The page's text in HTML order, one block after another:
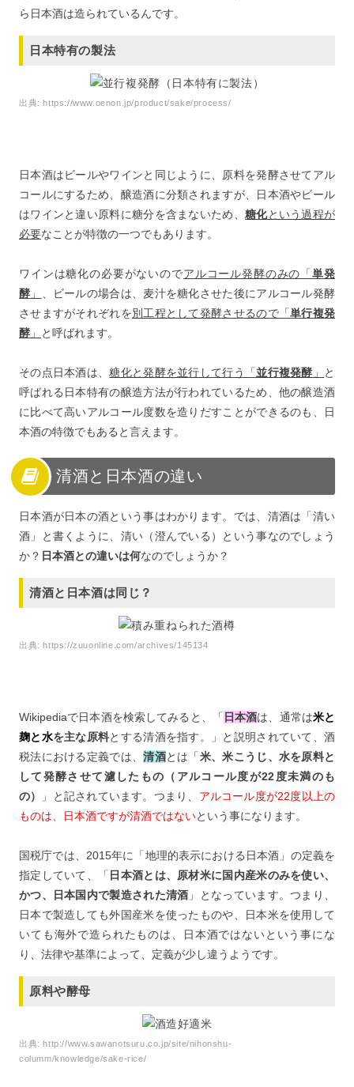
ら日本酒は造られているんです。
日本特有の製法
出典:https://www.oenon.jp/product/sake/process/
日本酒はビールやワインと同じように、原料を発酵させてアル
コールにするため、醸造酒に分類されますが、日本酒やビール
はワインと違い原料に糖分を含まないため、 糖化という過程が
必要なことが特徴の一つでもあります。
ワインは糖化の必要がないのでアルコール発酵のみの「単発
酵」
、ビールの場合は、麦汁を糖化させた後にアルコール発酵
させますがそれぞれを別工程として発酵させるので「単行複発
酵」 と呼ばれます。
その点日本酒は、糖化と発酵を並行して行う「並行複発酵」
と
呼ばれる日本特有の醸造方法が行われているため、他の醸造酒
に比べて高いアルコール度数を造りだすことができるのも、日
本酒の特徴でもあると言えます。
清酒と日本酒の違い
日本酒が日本の酒という事はわかります。では、清酒は「清い
酒」と書くように、清い（澄んでいる）という事なのでしょう
か？ 日本酒との違いは何なのでしょうか？
清酒と日本酒は同じ？
出典:https://zuuonline.com/archives/145134
Wikipediaで日本酒を検索してみると、「 日本酒は、通常は米と
麹と水を主な原料とする清酒を指す。」と説明されていて、酒
税法における定義では、清酒とは「米、米こうじ、水を原料と
して発酵させて濾したもの（アルコール度が22度未満のも
の）
」と記されています。つまり、 アルコール度が22度以上の
ものは、日本酒ですが清酒ではないという事になります。
国税庁では、2015年に「地理的表示における日本酒」の定義を
指定していて、「 日本酒とは、原材米に国内産米のみを使い、
かつ、日本国内で製造された清酒 」となっています。つまり、
日本で製造しても外国産米を使ったものや、日本米を使用して
いても海外で造られたものは、日本酒ではないという事にな
り、法律や基準によって、定義が少し違うようです。
原料や酵母
出典:http://www.sawanotsuru.co.jp/site/nihonshu-
columm/knowledge/sake-rice/